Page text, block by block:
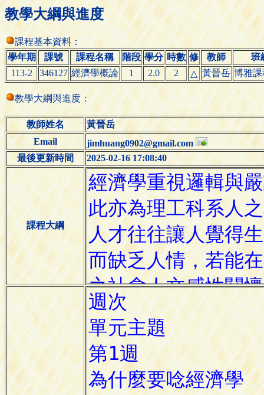
教學大綱與進度
課程基本資料：
學年期
課號 課程名稱 階段 學分 時數 修 教師
班
113-2
346127 經濟學概論 1 2.0 2 △ 黃晉岳 博雅
教學大綱與進度：
教師姓名
黃晉岳
Email
jimhuang0902@gmail.com
最後更新時間
2025-02-16 17:08:40
課程大綱